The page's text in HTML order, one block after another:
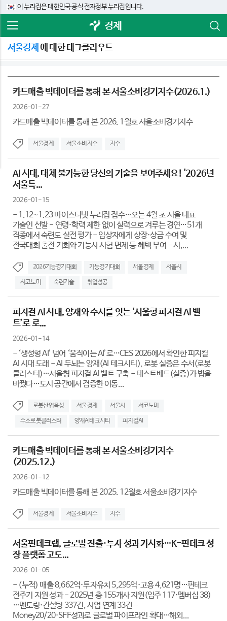
이 누리집은 대한민국 공식 전자정부 누리집입니다.
경제
서울경제 에 대한 태그클라우드
카드매출 빅데이터를 통해 본 서울소비경기지수(2026.1.)
2026-01-27
카드매출 빅데이터를 통해 본 2026. 1월호 서울소비경기지수
서울경제 서울소비지수 지수
AI 시대, 대체 불가능한 당신의 기술을 보여주세요! '2026년
서울특...
2026-01-15
- 1.12~1.23 마이스터넷 누리집 접수…오는 4월 초 서울 대표
기술인 선발 - 연령·학력 제한 없이 실력으로 겨루는 경연…51개
직종에서 숙련도 실전 평가 - 입상자에게 상장·상금 수여 및
전국대회 출전 기회와 기능사 시험 면제 등 혜택 부여 - 시,...
2026기능경기대회 기능경기대회 서울경제 서울시
서코노미 숙련기술 취업성공
피지컬 AI 시대, 양재와 수서를 잇는 ‘서울형 피지컬 AI 벨
트’로 로...
2026-01-14
- ‘생성형 AI’ 넘어 ‘움직이는 AI’로…CES 2026에서 확인한 피지컬
AI 시대 도래 - AI 두뇌는 양재(AI 테크시티), 로봇 실증은 수서(로봇
클러스터)…서울형 피지컬 AI 벨트 구축 - 테스트베드(실증)가 법을
바꿨다…도시 공간에서 검증한 이동...
로봇산업육성 서울경제 서울시 서코노미
수소로봇클러스터 양재AI테크시티 피지컬AI
카드매출 빅데이터를 통해 본 서울소비경기지수
(2025.12.)
2026-01-12
카드매출 빅데이터를 통해 본 2025. 12월호 서울소비경기지수
서울경제 서울소비지수 지수
서울핀테크랩, 글로벌 진출·투자 성과 가시화…K-핀테크 성
장 플랫폼 고도...
2026-01-05
- (누적) 매출 8,662억·투자유치 5,295억·고용 4,621명…핀테크
전주기 지원 성과 - 2025년 총 155개사 지원(입주 117·멤버십 38)
…멘토링·컨설팅 337건, 사업 연계 33건 -
Money20/20·SFF성과로 글로벌 파이프라인 확대…해외...